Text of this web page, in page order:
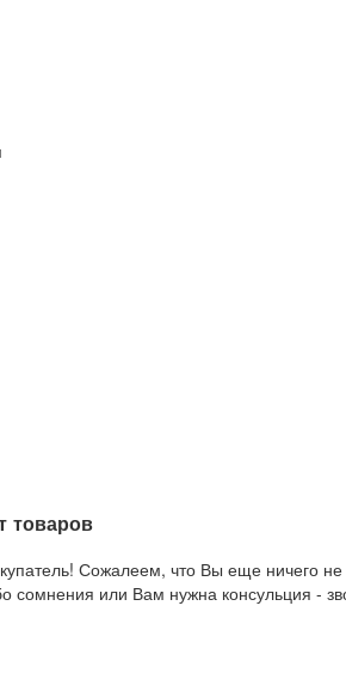
товаров
Сожалеем, что Вы еще ничего не
сомнения или Вам нужна консульция -